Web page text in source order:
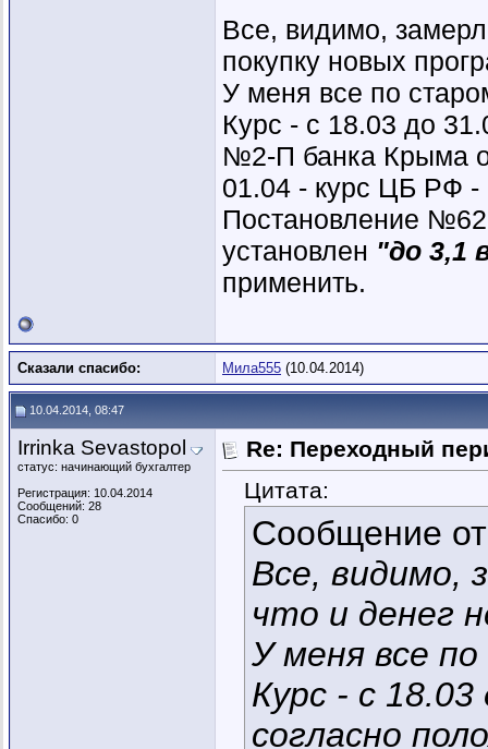
Все, видимо,
покупку новых
У меня все по
Курс - с 18.03 до
№2-П банка Крыма
01.04 - курс ЦБ РФ
Постановление №62
установлен "до 3,1
применить.
Сказали спасибо: Мила555 (10.04.2014)
10.04.2014, 08:47
Irrinka Sevastopol
статус: начинающий бухгалтер
Регистрация: 10.04.2014
Сообщений: 28
Спасибо: 0
Re: Переходный
Цитата:
Сообщение
Все, видимо,
что и денег
У меня все
Курс - с
согласно